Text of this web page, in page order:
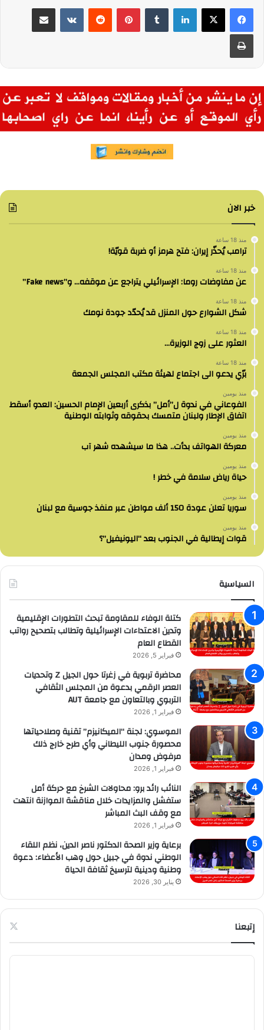
لينكدإن بينتيريست مشاركة عبر البريد
طباعة
خبر الان
منذ 18 ساعة
ترامب يُحذّر إيران: فتح هرمز أو ضربة قويّة!
منذ 18 ساعة
عن مفاوضات روما: الإسرائيلي يتراجع عن موقفه… و”Fake news”
منذ 18 ساعة
شكل الشوارع حول المنزل قد يُحدّد جودة نومك
منذ 18 ساعة
العثور على زوج الوزيرة…
منذ 18 ساعة
برّي يدعو الى اجتماع لهيئة مكتب المجلس الجمعة
منذ يومين
الفوعاني في ندوة ل”أمل” بذكرى أربعين الإمام الحسين: العدو أسقط
اتفاق الإطار ولبنان متمسك بحقوقه وثوابته الوطنية
منذ يومين
معركة الهواتف بدأت.. هذا ما سيشهده شهر آب
منذ يومين
حياة رياض سلامة في خطر !
منذ يومين
سوريا تعلن عودة 150 ألف مواطن عبر منفذ جوسية مع لبنان
منذ يومين
قوات إيطالية في الجنوب بعد “اليونيفيل”؟
السياسية
كتلة الوفاء للمقاومة تبحث التطورات الإقليمية
وتدين الاعتداءات الإسرائيلية وتطالب بتصحيح رواتب
القطاع العام
فبراير 5, 2026
محاضرة تربوية في زغرتا حول الجيل Z وتحديات
العصر الرقمي بدعوة من المجلس الثقافي
التربوي وبالتعاون مع جامعة AUT
فبراير 1, 2026
الموسوي: لجنة “الميكانيزم” تقنية وصلاحياتها
محصورة جنوب الليطاني وأي طرح خارج ذلك
مرفوض ومدان
فبراير 1, 2026
النائب رائد برو: محاولات الشرخ مع حركة أمل
ستفشل والمزايدات خلال مناقشة الموازنة انتهت
مع وقف البث المباشر
فبراير 1, 2026
برعاية وزير الصحة الدكتور ناصر الدين، نظم اللقاء
الوطني ندوة في جبيل حول وهب الأعضاء: دعوة
وطنية ودينية لترسيخ ثقافة الحياة
يناير 30, 2026
إتبعنا